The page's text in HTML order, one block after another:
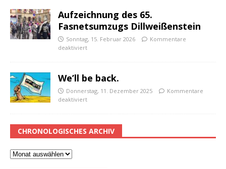
Aufzeichnung des 65.
Fasnetsumzugs Dillweißenstein
Sonntag, 15. Februar 2026
Kommentare
deaktiviert
We’ll be back.
Donnerstag, 11. Dezember 2025
Kommentare
deaktiviert
CHRONOLOGISCHES ARCHIV